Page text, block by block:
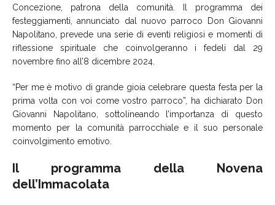
Concezione, patrona della comunità. Il programma dei
festeggiamenti, annunciato dal nuovo parroco Don Giovanni
Napolitano, prevede una serie di eventi religiosi e momenti di
riflessione spirituale che coinvolgeranno i fedeli dal 29
novembre fino all’8 dicembre 2024.
“Per me è motivo di grande gioia celebrare questa festa per la
prima volta con voi come vostro parroco”, ha dichiarato Don
Giovanni Napolitano, sottolineando l’importanza di questo
momento per la comunità parrocchiale e il suo personale
coinvolgimento emotivo.
Il programma della Novena
dell’Immacolata